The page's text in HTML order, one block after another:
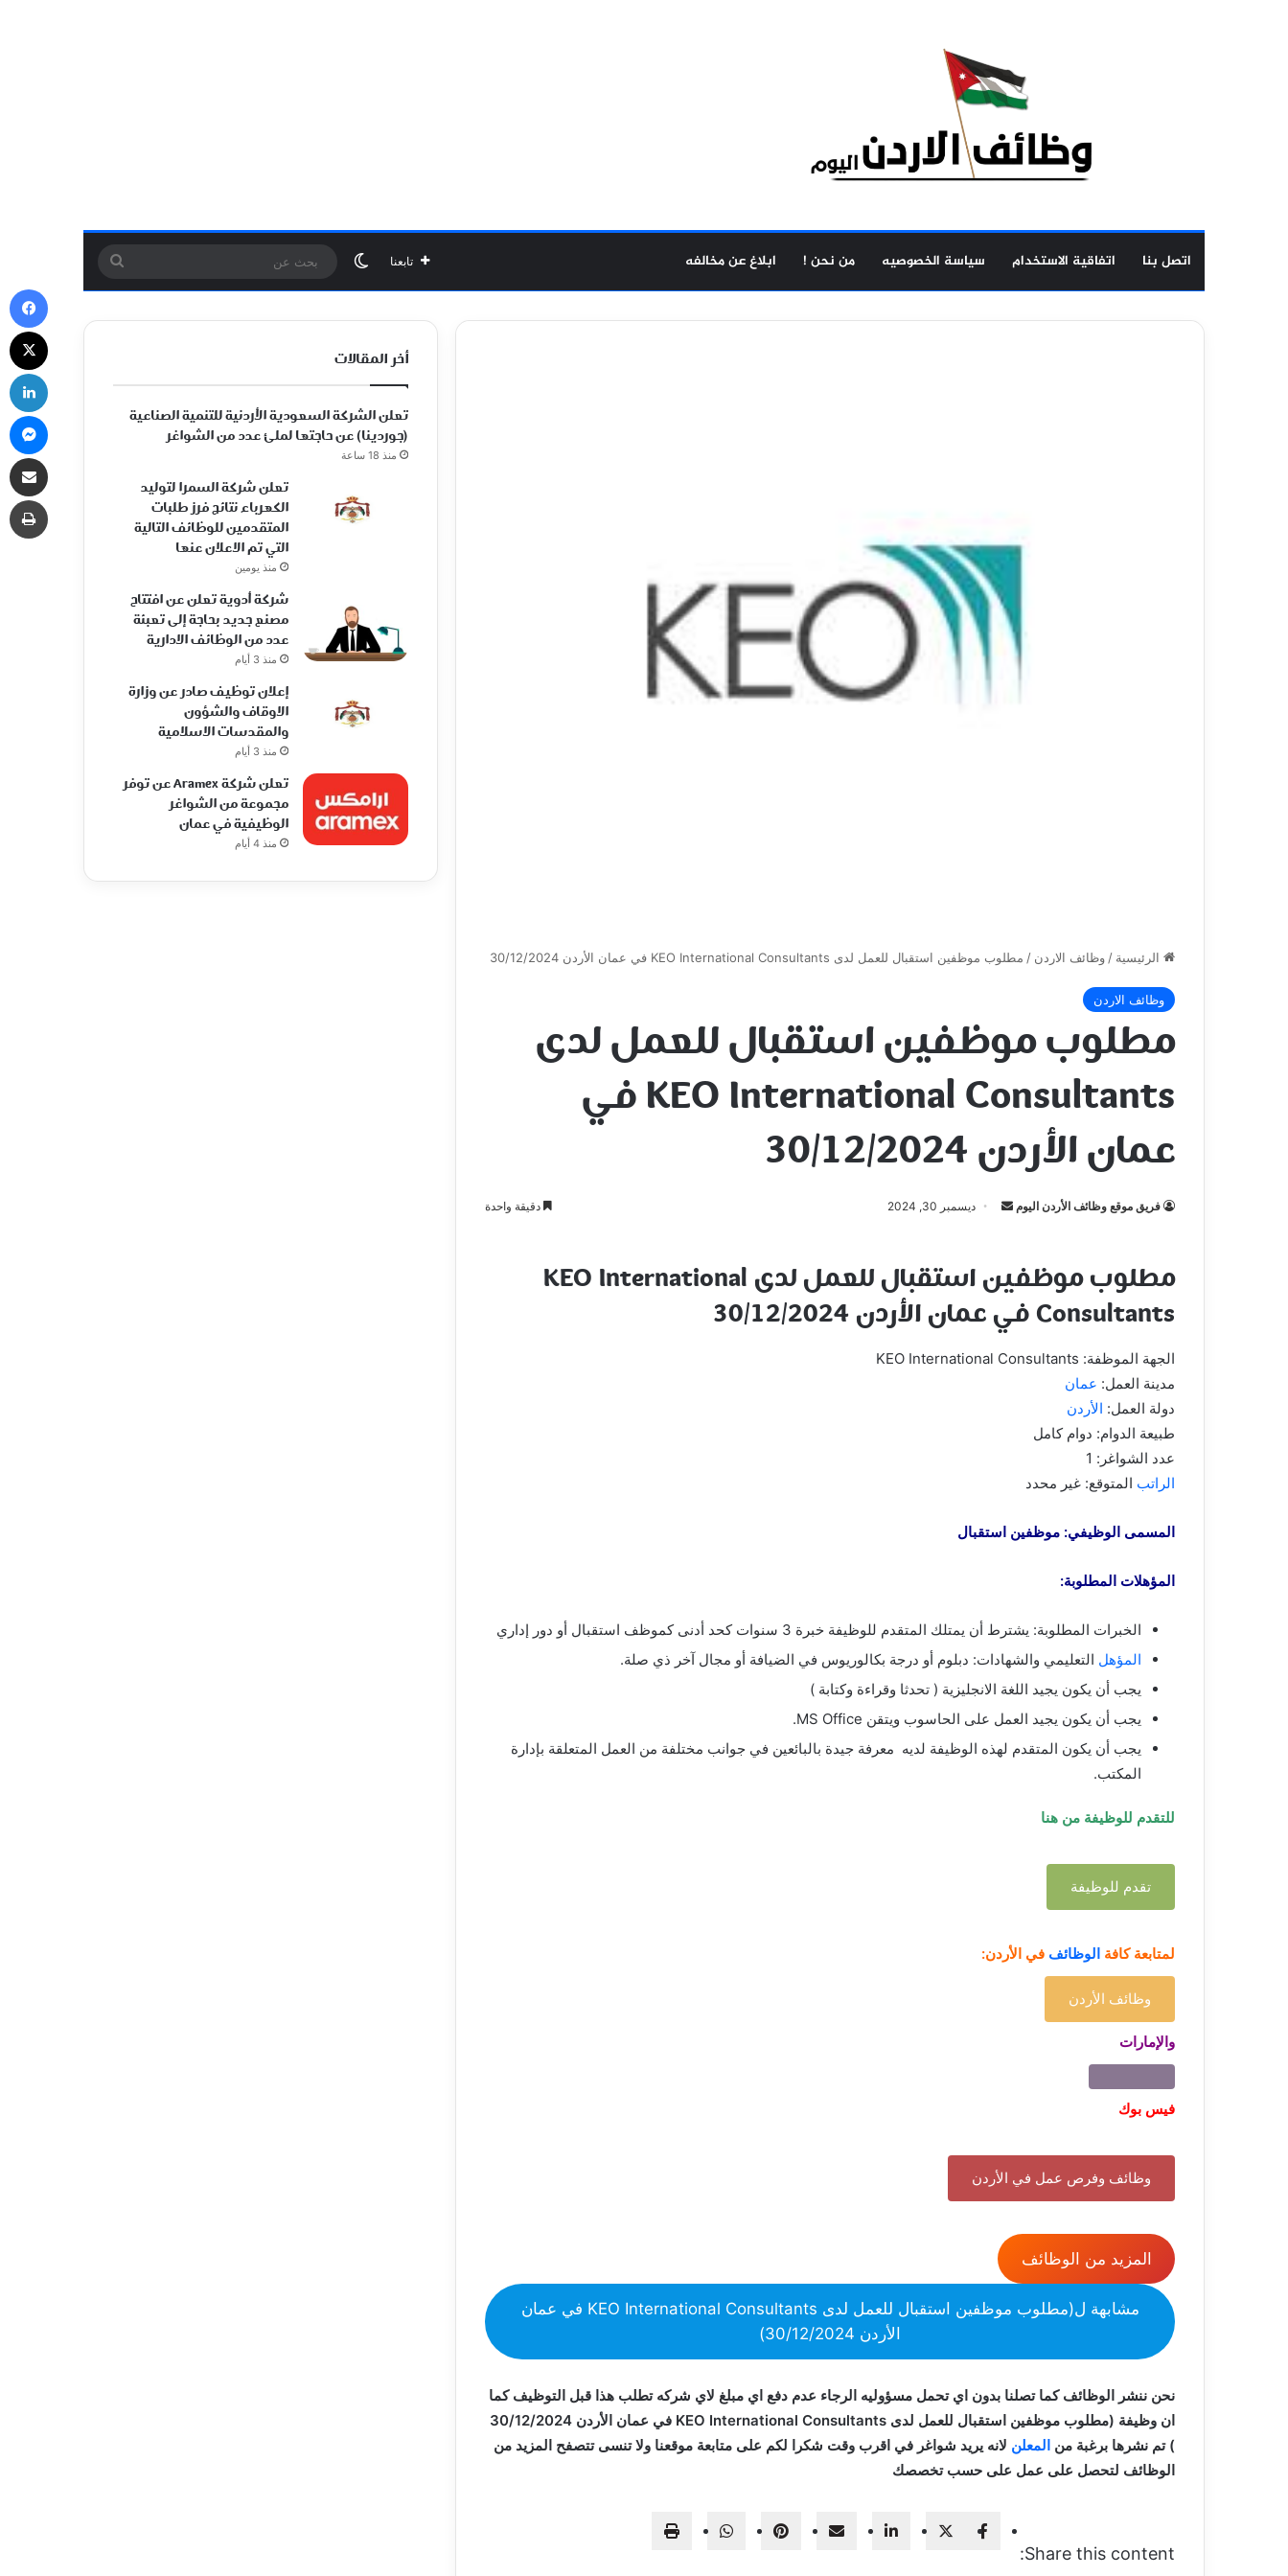
اتصل بنا اتفاقية الاستخدام سياسة الخصوصيه من نحن ! ابلاغ عن مخالفه تابعنا الوضع المظلم
بحث
عن
الرئيسية / وظائف الاردن / مطلوب موظفين استقبال للعمل لدى KEO International Consultants في عمان الأردن 30/12/2024
وظائف الاردن
مطلوب موظفين استقبال للعمل لدى
KEO International Consultants في
عمان الأردن 30/12/2024
فريق موقع وظائف الأردن اليوم
أرسل ديسمبر 30, 2024 دقيقة واحدة
مطلوب موظفين استقبال للعمل لدى KEO International
Consultants في عمان الأردن 30/12/2024
الجهة الموظفة: KEO International Consultants
مدينة العمل: عمان
دولة العمل: الأردن
طبيعة الدوام: دوام كامل
عدد الشواغر: 1
الراتب المتوقع: غير محدد
المسمى الوظيفي: موظفين استقبال
المؤهلات المطلوبة:
الخبرات المطلوبة: يشترط أن يمتلك المتقدم للوظيفة خبرة 3 سنوات كحد أدنى كموظف استقبال أو دور إداري
المؤهل التعليمي والشهادات: دبلوم أو درجة بكالوريوس في الضيافة أو مجال آخر ذي صلة.
يجب أن يكون يجيد اللغة الانجليزية ( تحدثا وقراءة وكتابة )
يجب أن يكون يجيد العمل على الحاسوب ويتقن MS Office.
يجب أن يكون المتقدم لهذه الوظيفة لديه معرفة جيدة بالبائعين في جوانب مختلفة من العمل المتعلقة بإدارة
المكتب.
للتقدم للوظيفة من هنا
تقدم للوظيفة
لمتابعة كافة الوظائف في الأردن:
وظائف الأردن
والإمارات
فيس بوك
وظائف وفرص عمل في الأردن
المزيد من الوظائف
مشابهة ل(مطلوب موظفين استقبال للعمل لدى KEO International Consultants في عمان
الأردن 30/12/2024)
نحن ننشر الوظائف كما تصلنا بدون اي تحمل مسؤوليه الرجاء عدم دفع اي مبلغ لاي شركه تطلب هذا قبل التوظيف كما
ان وظيفة (مطلوب موظفين استقبال للعمل لدى KEO International Consultants في عمان الأردن 30/12/2024
) تم نشرها برغبة من المعلن لانه يريد شواغر في اقرب وقت شكرا لكم على متابعة موقعنا ولا تنسى تتصفح المزيد من
الوظائف لتحصل على عمل على حسب تخصصك
Share this content:
أخر المقالات
تعلن الشركة السعودية الأردنية للتنمية الصناعية
(جوردينا) عن حاجتها لملئ عدد من الشواغر
منذ 18 ساعة
تعلن شركة السمرا لتوليد
الكهرباء نتائج فرز طلبات
المتقدمين للوظائف التالية
التي تم الاعلان عنها
منذ يومين
شركة أدوية تعلن عن افتتاح
مصنع جديد بحاجة إلى تعبئة
عدد من الوظائف الادارية
منذ 3 أيام
إعلان توظيف صادر عن وزارة
الاوقاف والشؤون
والمقدسات الاسلامية
منذ 3 أيام
تعلن شركة Aramex عن توفر
مجموعة من الشواغر
الوظيفية في عمان
منذ 4 أيام